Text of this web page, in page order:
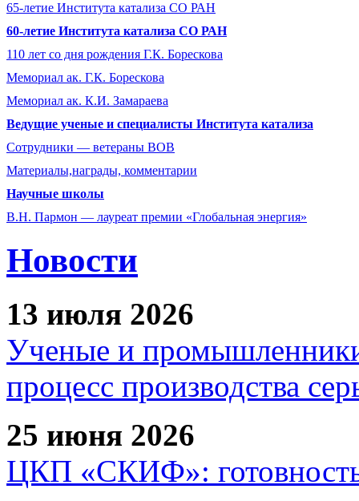
65-летие Института катализа СО РАН
60-летие Института катализа СО РАН
110 лет со дня рождения Г.К. Борескова
Мемориал ак. Г.К. Борескова
Мемориал ак. К.И. Замараева
Ведущие ученые и специалисты Института катализа
Сотрудники ― ветераны ВОВ
Материалы,награды, комментарии
Научные школы
В.Н. Пармон — лауреат премии «Глобальная энергия»
Новости
13 июля 2026
Ученые и
процесс производства
25 июня 2026
ЦКП «СКИФ»: готовность